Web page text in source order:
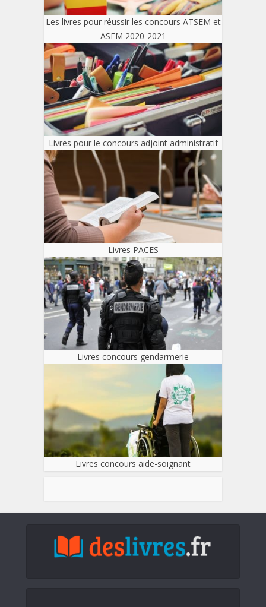
Les livres pour réussir les concours ATSEM et
ASEM 2020-2021
Livres pour le concours adjoint administratif
Livres PACES
Livres concours gendarmerie
Livres concours aide-soignant